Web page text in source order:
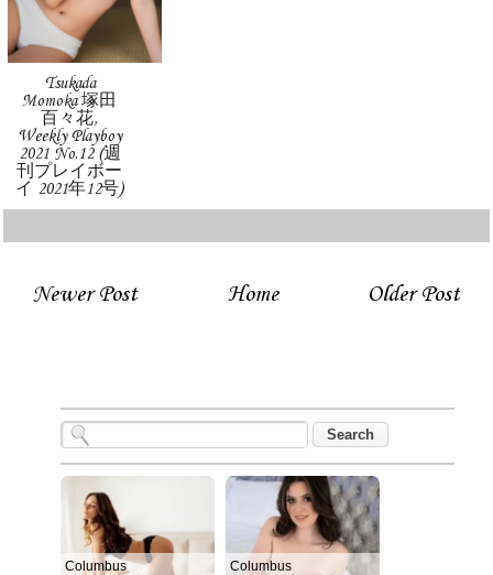
Tsukada
Momoka 塚田
百々花,
Weekly Playboy
2021 No.12 (週
刊プレイボー
イ 2021年12号)
Newer Post Older Post
Home
Columbus Columbus